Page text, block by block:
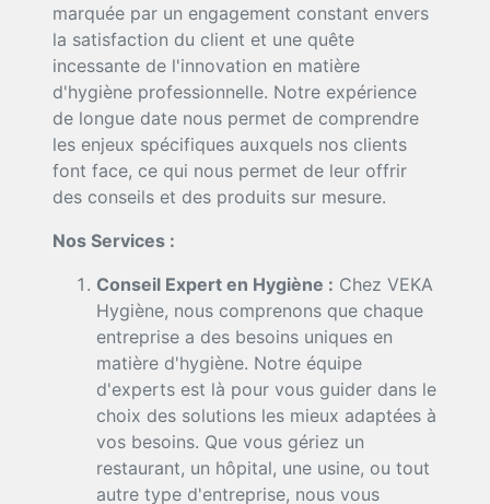
marquée par un engagement constant envers
la satisfaction du client et une quête
incessante de l'innovation en matière
d'hygiène professionnelle. Notre expérience
de longue date nous permet de comprendre
les enjeux spécifiques auxquels nos clients
font face, ce qui nous permet de leur offrir
des conseils et des produits sur mesure.
Nos Services :
Conseil Expert en Hygiène : Chez VEKA
Hygiène, nous comprenons que chaque
entreprise a des besoins uniques en
matière d'hygiène. Notre équipe
d'experts est là pour vous guider dans le
choix des solutions les mieux adaptées à
vos besoins. Que vous gériez un
restaurant, un hôpital, une usine, ou tout
autre type d'entreprise, nous vous